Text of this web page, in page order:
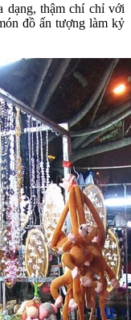
dạng, thậm chí chỉ với
đồ ấn tượng làm kỷ